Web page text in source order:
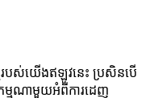
បស់យើងឥឡូវនេះ ប្រសិនបើ
មណាមួយអំពីការដេញ